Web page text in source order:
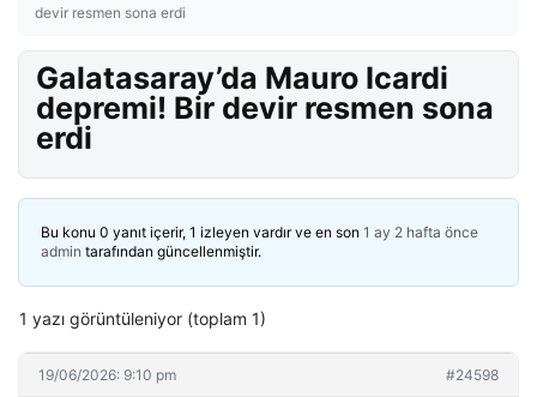
devir resmen sona erdi
Galatasaray’da Mauro Icardi
depremi! Bir devir resmen sona
erdi
Bu konu 0 yanıt içerir, 1 izleyen vardır ve en son 1 ay 2 hafta önce
admin tarafından güncellenmiştir.
1 yazı görüntüleniyor (toplam 1)
19/06/2026: 9:10 pm #24598